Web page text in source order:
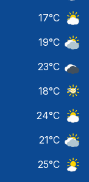
17°C
19°C
23°C
18°C
24°C
21°C
25°C